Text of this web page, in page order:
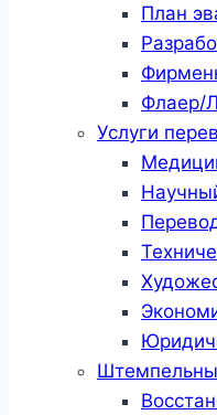
План
Флаер/
Услуги